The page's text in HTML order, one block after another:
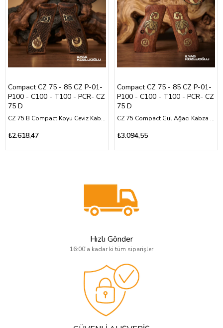
Compact CZ 75 - 85 CZ P-01-
P100 - C100 - T100 - PCR- CZ
75 D
CZ 75 B Compact Koyu Ceviz Kabza Yarım Yüzey Baklava Desen Üzeri Sarı Pirinç Parti Logolu
₺2.618,47
Compact CZ 75 - 85 CZ P-01-
P100 - C100 - T100 - PCR- CZ
75 D
CZ 75 Compact Gül Ağacı Kabza Özel Tasarım Sarı Pirinç Akrep ve CZ Logolu
₺3.094,55
Hızlı Gönder
16:00’a kadar ki tüm siparişler